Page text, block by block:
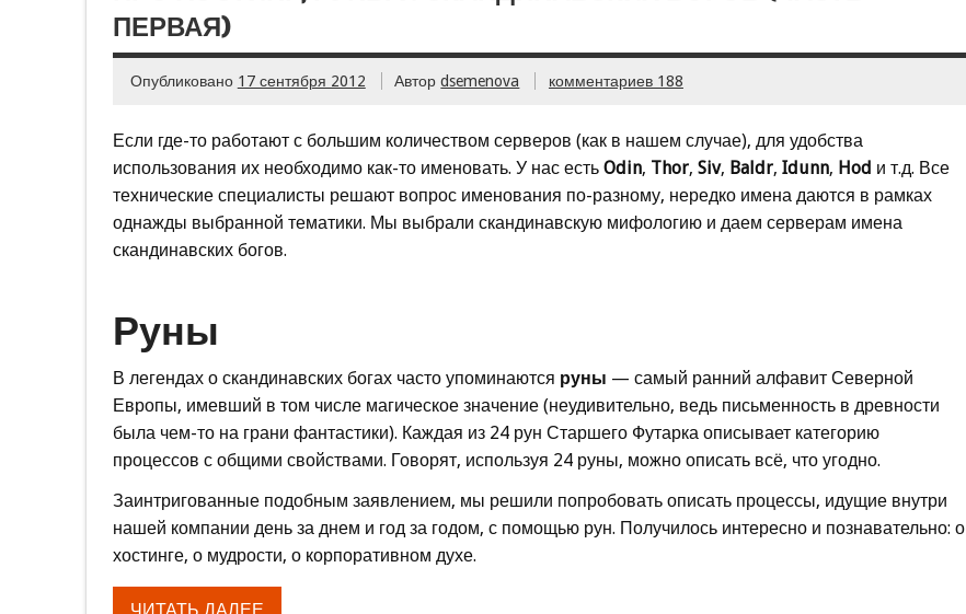
ПЕРВАЯ)
Опубликовано 17 сентября 2012 Авторdsemenova комментариев 188
Если где-то работают с большим количеством серверов (как в нашем случае), для удобства
использования их необходимо как-то именовать. У нас есть Odin, Thor, Siv, Baldr, Idunn, Hod и т.д. Все
технические специалисты решают вопрос именования по-разному, нередко имена даются в рамках
однажды выбранной тематики. Мы выбрали скандинавскую мифологию и даем серверам имена
скандинавских богов.
Руны
В легендах о скандинавских богах часто упоминаются руны — самый ранний алфавит Северной
Европы, имевший в том числе магическое значение (неудивительно, ведь письменность в древности
была чем-то на грани фантастики). Каждая из 24 рун Старшего Футарка описывает категорию
процессов с общими свойствами. Говорят, используя 24 руны, можно описать всё, что угодно.
Заинтригованные подобным заявлением, мы решили попробовать описать процессы, идущие внутри
нашей компании день за днем и год за годом, с помощью рун. Получилось интересно и познавательно: о
хостинге, о мудрости, о корпоративном духе.